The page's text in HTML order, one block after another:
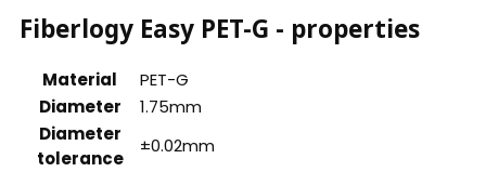
Fiberlogy Easy PET-G - properties
Material
PET-G
Diameter
1.75mm
Diameter
tolerance
±0.02mm